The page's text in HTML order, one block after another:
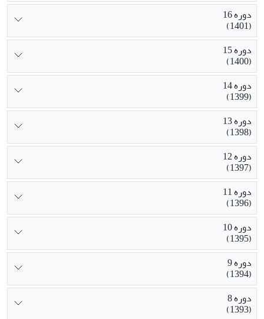
دوره 16
(1401)
دوره 15
(1400)
دوره 14
(1399)
دوره 13
(1398)
دوره 12
(1397)
دوره 11
(1396)
دوره 10
(1395)
دوره 9
(1394)
دوره 8
(1393)